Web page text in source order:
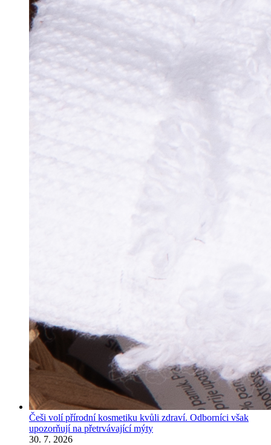
Češi volí přírodní kosmetiku kvůli zdraví. Odborníci však
upozorňují na přetrvávající mýty
30. 7. 2026